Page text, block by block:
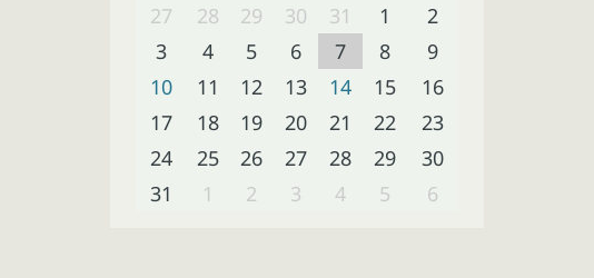
27
28 29 30 31 1
2
3
4 5 6 7 8
9
10
11 12 13 14 15
16
17
18 19 20 21 22
23
24
25 26 27 28 29
30
31
1 2 3 4 5 6